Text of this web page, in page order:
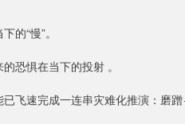
的“慢”。
恐惧在当下的投射 。
已飞速完成一连串灾难化推演